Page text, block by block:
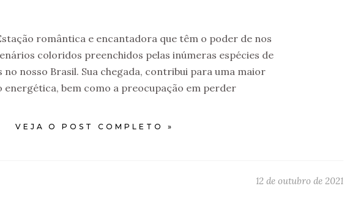
romântica e encantadora que têm o poder de nos
coloridos preenchidos pelas inúmeras espécies de
nosso Brasil. Sua chegada, contribui para uma maior
energética, bem como a preocupação em perder
VEJA O POST COMPLETO »
12 de outubro de 2021